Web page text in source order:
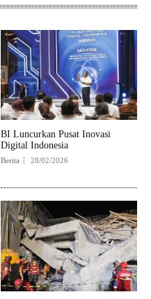
BI Luncurkan Pusat Inovasi
Digital Indonesia
Berita 28/02/2026